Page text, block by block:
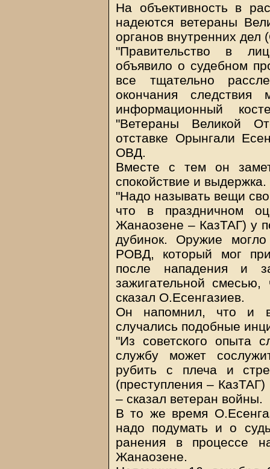
На объективность в
надеются ветераны
органов внутренних дел
"Правительство в
объявило о судебном
все тщательно
окончания
информационный
"Ветераны Великой
отставке Орынгали
ОВД.
Вместе с тем он
спокойствие и выдержка.
"Надо называть вещи
что в праздничном
Жанаозене – КазТАГ) у
дубинок. Оружие
РОВД, который мог
после нападения и
зажигательной
сказал О.Есенгазиев.
Он напомнил, что и
случались подобные
"Из советского опыта
службу может
рубить с плеча и
(преступления –
– сказал ветеран войны.
В то же время
надо подумать и о
ранения в процессе
Жанаозене.